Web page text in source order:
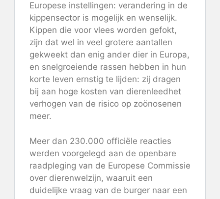
Europese instellingen: verandering in de
kippensector is mogelijk en wenselijk.
Kippen die voor vlees worden gefokt,
zijn dat wel in veel grotere aantallen
gekweekt dan enig ander dier in Europa,
en snelgroeiende rassen hebben in hun
korte leven ernstig te lijden: zij dragen
bij aan hoge kosten van dierenleedhet
verhogen van de risico op zoönosenen
meer.
Meer dan 230.000 officiële reacties
werden voorgelegd aan de openbare
raadpleging van de Europese Commissie
over dierenwelzijn, waaruit een
duidelijke vraag van de burger naar een